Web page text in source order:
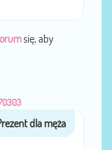
się, aby